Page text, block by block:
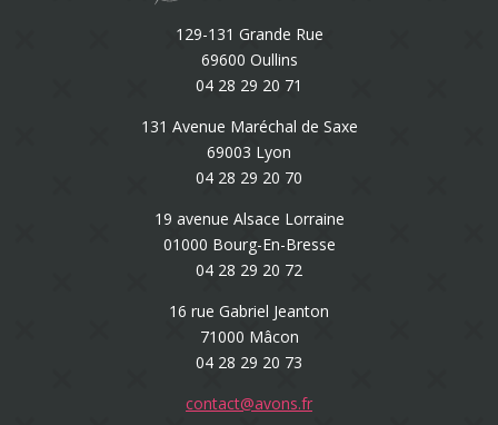
129-131 Grande Rue
69600 Oullins
04 28 29 20 71
131 Avenue Maréchal de Saxe
69003 Lyon
04 28 29 20 70
19 avenue Alsace Lorraine
01000 Bourg-En-Bresse
04 28 29 20 72
16 rue Gabriel Jeanton
71000 Mâcon
04 28 29 20 73
contact@avons.fr